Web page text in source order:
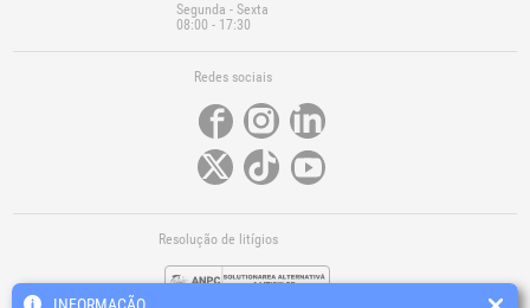
Segunda - Sexta
08:00 - 17:30
Redes sociais
Resolução de litígios